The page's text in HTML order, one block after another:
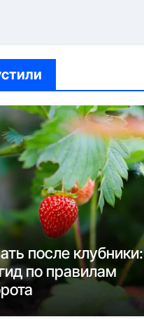
после клубники:
по правилам